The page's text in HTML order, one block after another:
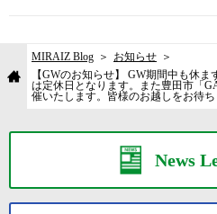
MIRAIZ Blog
お知らせ
【GWのお知らせ】 GW期間中も休
は定休日となります。また豊田市「
催いたします。皆様のお越しをお待ち
News